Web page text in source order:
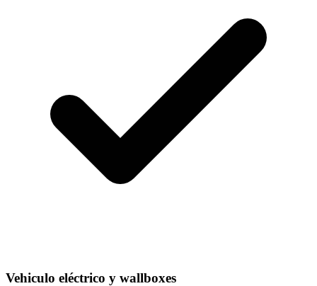
Vehiculo eléctrico y wallboxes